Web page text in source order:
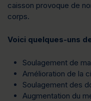
caisson provoque de
corps.
Voici quelques-uns
Soulagement de
Amélioration de la
Soulagement des
Augmentation du